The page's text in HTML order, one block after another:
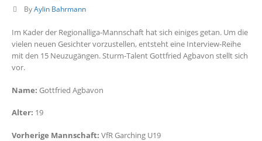
By Aylin Bahrmann
Im Kader der Regionalliga-Mannschaft hat sich einiges getan. Um die
vielen neuen Gesichter vorzustellen, entsteht eine Interview-Reihe
mit den 15 Neuzugängen. Sturm-Talent Gottfried Agbavon stellt sich
vor.
Name: Gottfried Agbavon
Alter: 19
Vorherige Mannschaft: VfR Garching U19